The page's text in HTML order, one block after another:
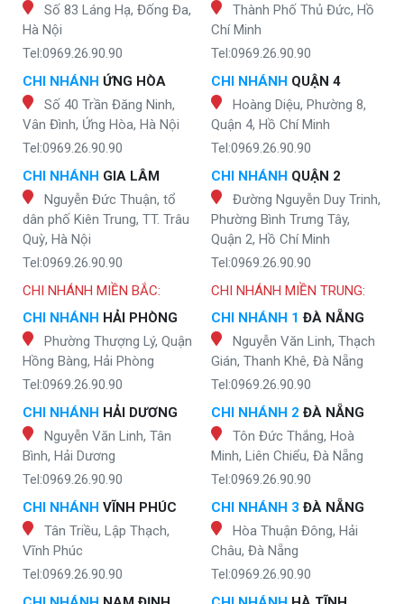
Số 83 Láng Hạ, Đống Đa,
Hà Nội
Tel:0969.26.90.90
CHI NHÁNH ỨNG HÒA
Số 40 Trần Đăng Ninh,
Vân Đình, Ứng Hòa, Hà Nội
Tel:0969.26.90.90
CHI NHÁNH GIA LÂM
Nguyễn Đức Thuận, tổ
dân phố Kiên Trung, TT. Trâu
Quỳ, Hà Nội
Tel:0969.26.90.90
Thành Phố Thủ Đức, Hồ
Chí Minh
Tel:0969.26.90.90
CHI NHÁNH QUẬN 4
Hoàng Diệu, Phường 8,
Quận 4, Hồ Chí Minh
Tel:0969.26.90.90
CHI NHÁNH QUẬN 2
Đường Nguyễn Duy Trinh,
Phường Bình Trưng Tây,
Quận 2, Hồ Chí Minh
Tel:0969.26.90.90
CHI NHÁNH MIỀN BẮC:
CHI NHÁNH HẢI PHÒNG
Phường Thượng Lý, Quận
Hồng Bàng, Hải Phòng
Tel:0969.26.90.90
CHI NHÁNH HẢI DƯƠNG
Nguyễn Văn Linh, Tân
Bình, Hải Dương
Tel:0969.26.90.90
CHI NHÁNH VĨNH PHÚC
Tân Triều, Lập Thạch,
Vĩnh Phúc
Tel:0969.26.90.90
CHI NHÁNH MIỀN TRUNG:
CHI NHÁNH 1 ĐÀ NẴNG
Nguyễn Văn Linh, Thạch
Gián, Thanh Khê, Đà Nẵng
Tel:0969.26.90.90
CHI NHÁNH 2 ĐÀ NẴNG
Tôn Đức Thắng, Hoà
Minh, Liên Chiểu, Đà Nẵng
Tel:0969.26.90.90
CHI NHÁNH 3 ĐÀ NẴNG
Hòa Thuận Đông, Hải
Châu, Đà Nẵng
Tel:0969.26.90.90